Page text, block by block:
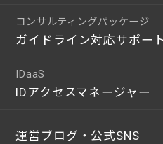
コンサルティングパッケージ
ガイドライン対応サポー
IDaaS
IDアクセスマネージャー
運営ブログ・公式SNS